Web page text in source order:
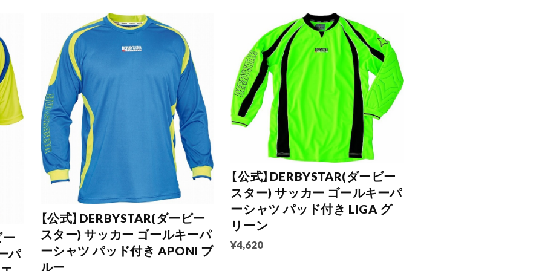
ー
パ
【公式】DERBYSTAR(ダービー
スター) サッカー ゴールキーパ
ーシャツ パッド付き APONI ブ
ルー
【公式】DERBYSTAR(ダービー
スター) サッカー ゴールキーパ
ーシャツ パッド付き LIGA グ
リーン
¥4,620